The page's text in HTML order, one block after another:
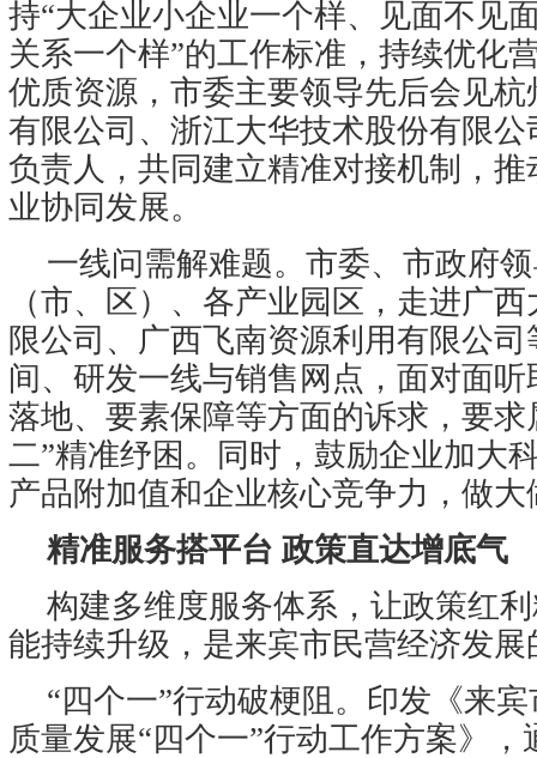
持“大企业小企业一个样、见面不见
关系一个样”的工作标准，持续优化
优质资源，市委主要领导先后会见
有限公司、浙江大华技术股份有限
负责人，共同建立精准对接机制，
业协同发展。
一线问需解难题。市委、市政府
（市、区）、各产业园区，走进广
限公司、广西飞南资源利用有限公
间、研发一线与销售网点，面对面
落地、要素保障等方面的诉求，要求
二”精准纾困。同时，鼓励企业加大
产品附加值和企业核心竞争力，做
精准服务搭平台 政策直达增底气
构建多维度服务体系，让政策红
能持续升级，是来宾市民营经济发
“四个一”行动破梗阻。印发《来
质量发展“四个一”行动工作方案》，